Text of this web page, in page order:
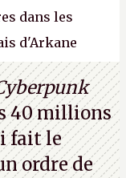
dans les
d'Arkane
faire partie des
a confirmé
40 millions
fait le
ordre de